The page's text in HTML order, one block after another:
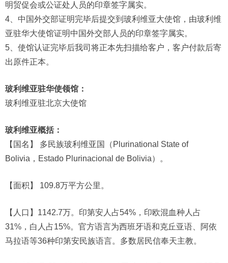
明贸促会或公证处人员的印章签字属实。
4、中国外交部证明完毕后提交到玻利维亚大使馆，由玻利维
亚驻华大使馆证明中国外交部人员的印章签字属实。
5、使馆认证完毕后我司将正本先扫描给客户，客户付款后寄
出原件正本。
玻利维亚驻华使领馆：
玻利维亚驻北京大使馆
玻利维亚概括：
【国名】 多民族玻利维亚国（Plurinational State of
Bolivia，Estado Plurinacional de Bolivia）。
【面积】 109.8万平方公里。
【人口】1142.7万。印第安人占54%，印欧混血种人占
31%，白人占15%。官方语言为西班牙语和克丘亚语、阿依
马拉语等36种印第安民族语言。多数居民信奉天主教。